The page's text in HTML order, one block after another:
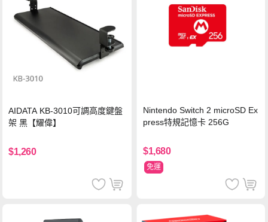
AIDATA KB-3010可調高度鍵盤
架 黑【耀偉】
$1,260
Nintendo Switch 2 microSD Ex
press特規記憶卡 256G
$1,680
免運